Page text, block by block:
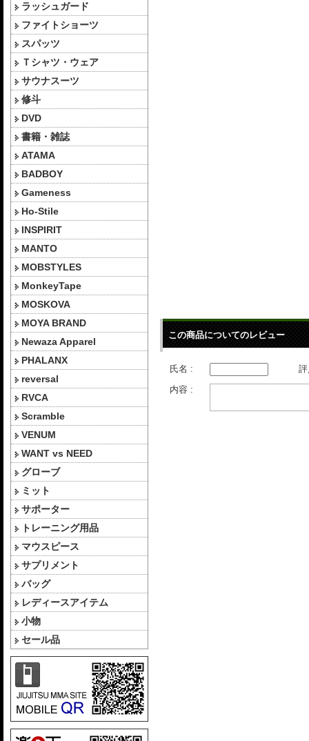
ラッシュガード
ファイトショーツ
スパッツ
Ｔシャツ・ウェア
サウナスーツ
修斗
DVD
書籍・雑誌
ATAMA
BADBOY
Gameness
Ho-Stile
INSPIRIT
MANTO
MOBSTYLES
MonkeyTape
MOSKOVA
MOYA BRAND
Newaza Apparel
PHALANX
reversal
RVCA
Scramble
VENUM
WANT vs NEED
グローブ
ミット
サポーター
トレーニング用品
マウスピース
サプリメント
バッグ
レディースアイテム
小物
セール品
この商品についてのレビュー
氏名 :
内容 :